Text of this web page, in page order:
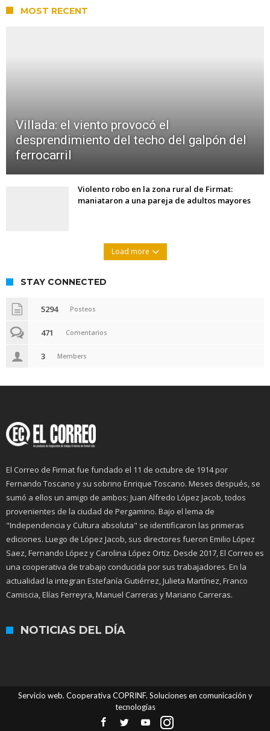
MOST RECENT
Villada: el viento provocó el
desprendimiento del techo del galpón del
ferrocarril
Violento robo en la zona rural de Firmat:
maniataron a una pareja de adultos mayores
Load more
STAY CONNECTED
5294 Posteos
471 Comentarios
3 Members
El Correo de Firmat fue fundado el 11 de octubre de 1914 por
Fernando Toscano y su sobrino Enrique Toscano. Meses después, se
sumó a ellos un amigo de ambos: Juan Alfredo López Jacob, todos
provenientes de la ciudad de Pergamino. Bajo el lema de
"Independencia y Cultura absoluta" se identificaron las primeras
ediciones. Luego de López Jacob, sus directores fueron Emilio López
Saez, Fernando López y Carolina López Ortiz. Desde 2017, El Correo es
una cooperativa de trabajo conducida por sus trabajadores. En la
actualidad la integran Estefanía Gutiérrez, Julieta Martínez, Franco
Camiscia, Elías Ferreyra, Manuel Carreras y Mariano Carreras.
NOTICIAS DEL DÍA
Servicio web. Cooperativa COPRINF. Soluciones en comunicación y
tecnologías